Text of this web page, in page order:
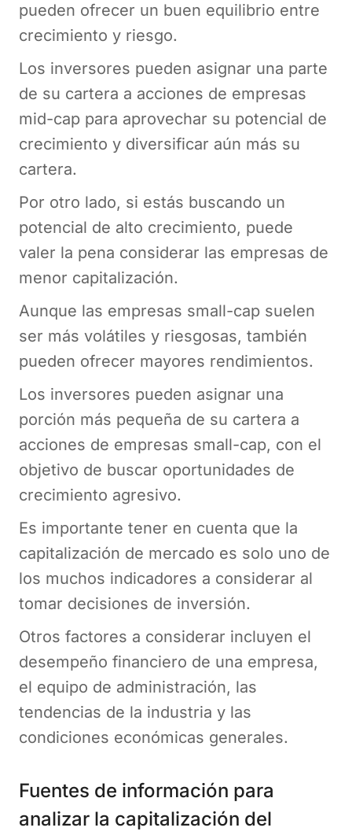
pueden ofrecer un buen equilibrio entre
crecimiento y riesgo.
Los inversores pueden asignar una parte
de su cartera a acciones de empresas
mid-cap para aprovechar su potencial de
crecimiento y diversificar aún más su
cartera.
Por otro lado, si estás buscando un
potencial de alto crecimiento, puede
valer la pena considerar las empresas de
menor capitalización.
Aunque las empresas small-cap suelen
ser más volátiles y riesgosas, también
pueden ofrecer mayores rendimientos.
Los inversores pueden asignar una
porción más pequeña de su cartera a
acciones de empresas small-cap, con el
objetivo de buscar oportunidades de
crecimiento agresivo.
Es importante tener en cuenta que la
capitalización de mercado es solo uno de
los muchos indicadores a considerar al
tomar decisiones de inversión.
Otros factores a considerar incluyen el
desempeño financiero de una empresa,
el equipo de administración, las
tendencias de la industria y las
condiciones económicas generales.
Fuentes de información para
analizar la capitalización del